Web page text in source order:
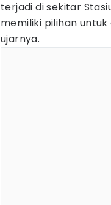
terjadi di sekitar
memiliki pilihan
ujarnya.